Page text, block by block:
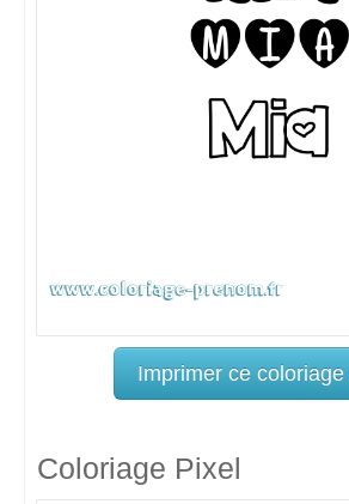
Imprimer ce coloriage
Coloriage Pixel